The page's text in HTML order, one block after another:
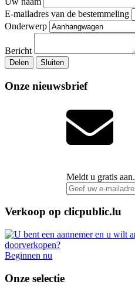
E-mailadres van de bestemmeling
Onderwerp
Bericht
Delen Sluiten
Onze nieuwsbrief
Meldt u gratis aan.
Verkoop op clicpublic.lu
Beginnen nu
Onze selectie